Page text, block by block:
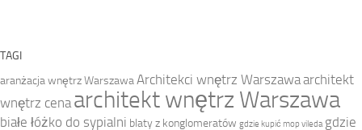
TAGI
aranżacja wnętrz Warszawa Architekci wnętrz Warszawaarchitekt
wnętrz cena architekt wnętrz Warszawa
białe łóżko do sypialni blaty z konglomeratów gdzie kupić mop vileda gdzie